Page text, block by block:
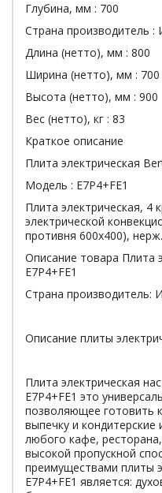
Глубина, мм : 700
Страна производитель :
Длина (нетто), мм : 800
Ширина (нетто), мм : 700
Высота (нетто), мм : 900
Вес (нетто), кг : 83
Краткое описание
Плита электрическая
Модель : E7P4+FE1
Плита электрическая, 4
электрической
противня 600х400),
Описание товара Плита
E7P4+FE1
Страна производитель:
Описание плиты
Плита электрическая
E7P4+FE1 это
позволяющее готовить
выпечку и кондитерские
любого кафе,
высокой пропускной
преимуществами плиты
E7P4+FE1 является: